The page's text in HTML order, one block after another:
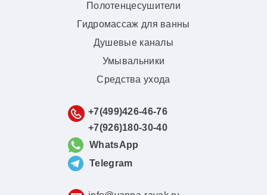
Полотенцесушители
Гидромассаж для ванны
Душевые каналы
Умывальники
Средства ухода
+7(499)426-46-76
+7(926)180-30-40
WhatsApp
Telegram